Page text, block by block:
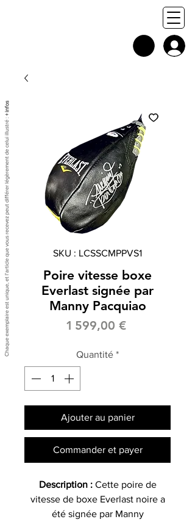
SKU : LCSSCMPPVS1
Poire vitesse boxe
Everlast signée par
Manny Pacquiao
1 599,00 €Prix
Quantité *
Ajouter au panier
Commander et payer
Description : Cette poire de
vitesse de boxe Everlast noire a
été signée par Manny
Chaque exemplaire est unique, et l'article que vous recevez peut différer légèrement de celui illustré :
+ infos